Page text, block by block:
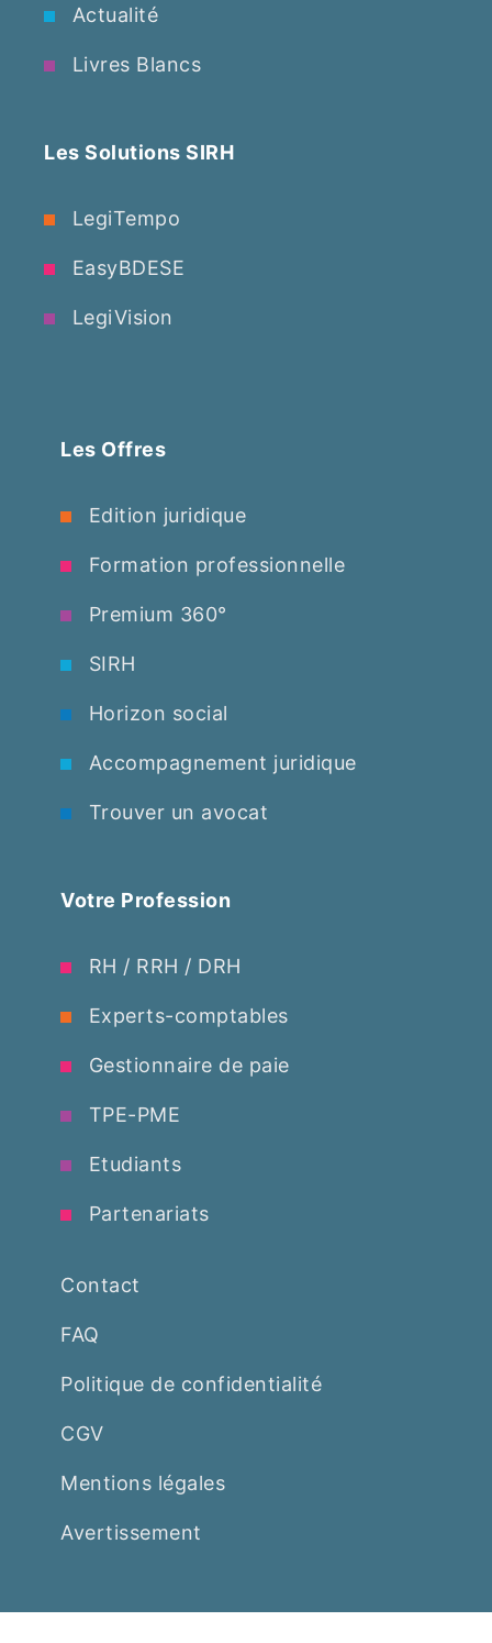
Actualité
Livres Blancs
Les Solutions SIRH
LegiTempo
EasyBDESE
LegiVision
Les Offres
Edition juridique
Formation professionnelle
Premium 360°
SIRH
Horizon social
Accompagnement juridique
Trouver un avocat
Votre Profession
RH / RRH / DRH
Experts-comptables
Gestionnaire de paie
TPE-PME
Etudiants
Partenariats
Contact
FAQ
Politique de confidentialité
CGV
Mentions légales
Avertissement